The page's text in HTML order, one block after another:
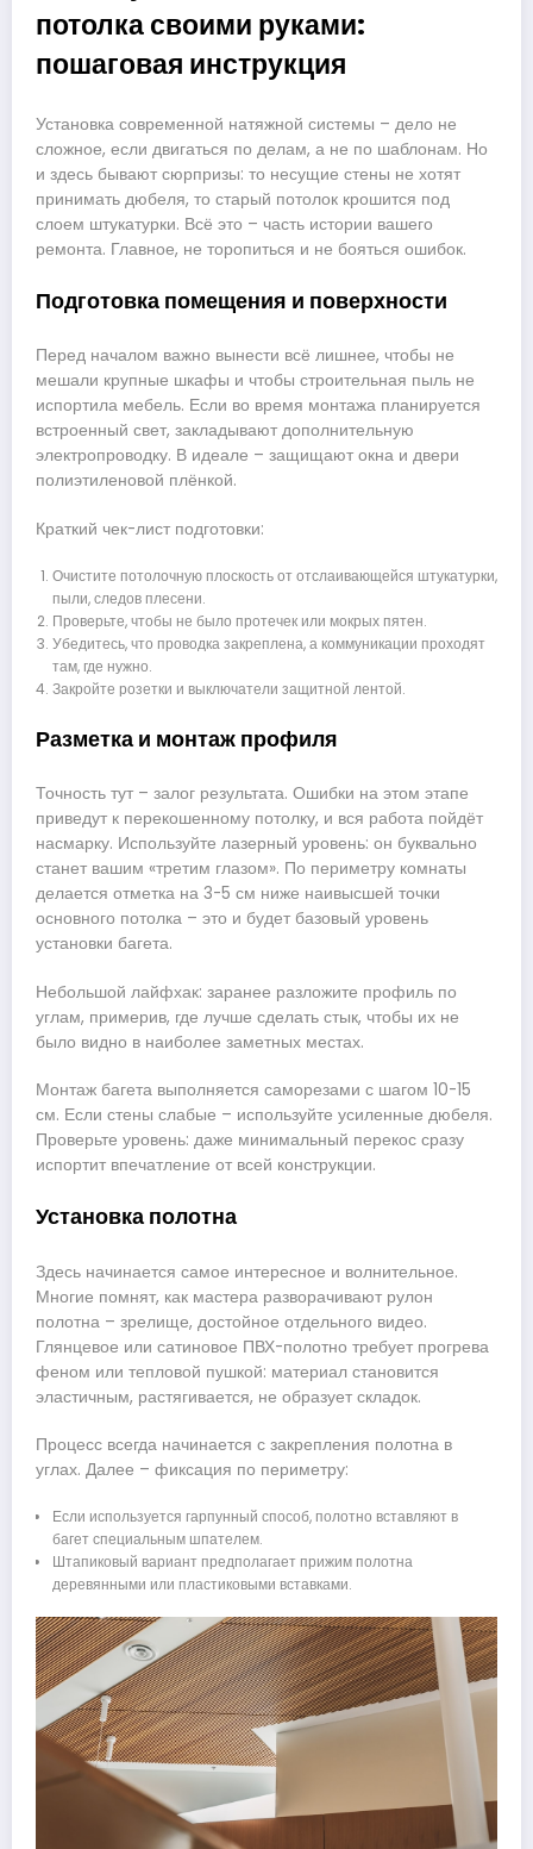
потолка своими руками:
пошаговая инструкция
Установка современной натяжной системы – дело не
сложное, если двигаться по делам, а не по шаблонам. Но
и здесь бывают сюрпризы: то несущие стены не хотят
принимать дюбеля, то старый потолок крошится под
слоем штукатурки. Всё это – часть истории вашего
ремонта. Главное, не торопиться и не бояться ошибок.
Подготовка помещения и поверхности
Перед началом важно вынести всё лишнее, чтобы не
мешали крупные шкафы и чтобы строительная пыль не
испортила мебель. Если во время монтажа планируется
встроенный свет, закладывают дополнительную
электропроводку. В идеале – защищают окна и двери
полиэтиленовой плёнкой.
Краткий чек-лист подготовки:
Очистите потолочную плоскость от отслаивающейся штукатурки,
пыли, следов плесени.
Проверьте, чтобы не было протечек или мокрых пятен.
Убедитесь, что проводка закреплена, а коммуникации проходят
там, где нужно.
Закройте розетки и выключатели защитной лентой.
Разметка и монтаж профиля
Точность тут – залог результата. Ошибки на этом этапе
приведут к перекошенному потолку, и вся работа пойдёт
насмарку. Используйте лазерный уровень: он буквально
станет вашим «третим глазом». По периметру комнаты
делается отметка на 3-5 см ниже наивысшей точки
основного потолка – это и будет базовый уровень
установки багета.
Небольшой лайфхак: заранее разложите профиль по
углам, примерив, где лучше сделать стык, чтобы их не
было видно в наиболее заметных местах.
Монтаж багета выполняется саморезами с шагом 10-15
см. Если стены слабые – используйте усиленные дюбеля.
Проверьте уровень: даже минимальный перекос сразу
испортит впечатление от всей конструкции.
Установка полотна
Здесь начинается самое интересное и волнительное.
Многие помнят, как мастера разворачивают рулон
полотна – зрелище, достойное отдельного видео.
Глянцевое или сатиновое ПВХ-полотно требует прогрева
феном или тепловой пушкой: материал становится
эластичным, растягивается, не образует складок.
Процесс всегда начинается с закрепления полотна в
углах. Далее – фиксация по периметру:
Если используется гарпунный способ, полотно вставляют в
багет специальным шпателем.
Штапиковый вариант предполагает прижим полотна
деревянными или пластиковыми вставками.